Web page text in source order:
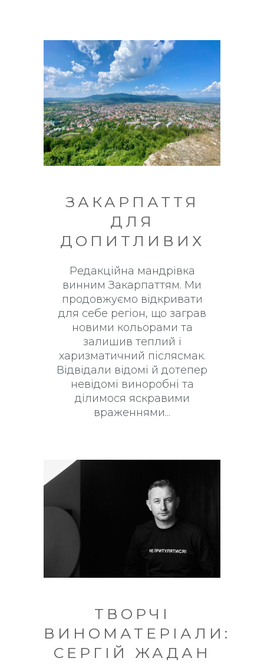
ЗАКАРПАТТЯ
ДЛЯ
ДОПИТЛИВИХ
Редакційна мандрівка
винним Закарпаттям. Ми
продовжуємо відкривати
для себе регіон, що заграв
новими кольорами та
залишив теплий і
харизматичний післясмак.
Відвідали відомі й дотепер
невідомі виноробні та
ділимося яскравими
враженнями
ТВОРЧІ
ВИНОМАТЕРІАЛИ:
СЕРГІЙ ЖАДАН